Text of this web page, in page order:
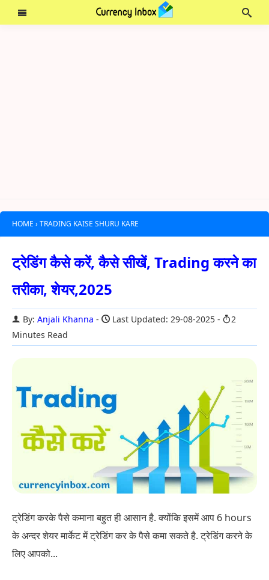
HOME › TRADING KAISE SHURU KARE
ट्रेडिंग कैसे करें, कैसे सीखें, Trading करने का
तरीका, शेयर,2025
By: Anjali Khanna Last Updated: 29-08-2025
2
Minutes Read
ट्रेडिंग करके पैसे कमाना बहुत ही आसान है. क्योंकि इसमें आप 6 hours
के अन्दर शेयर मार्केट में ट्रेडिंग कर के पैसे कमा सकते है. ट्रेडिंग करने के
लिए आपको...